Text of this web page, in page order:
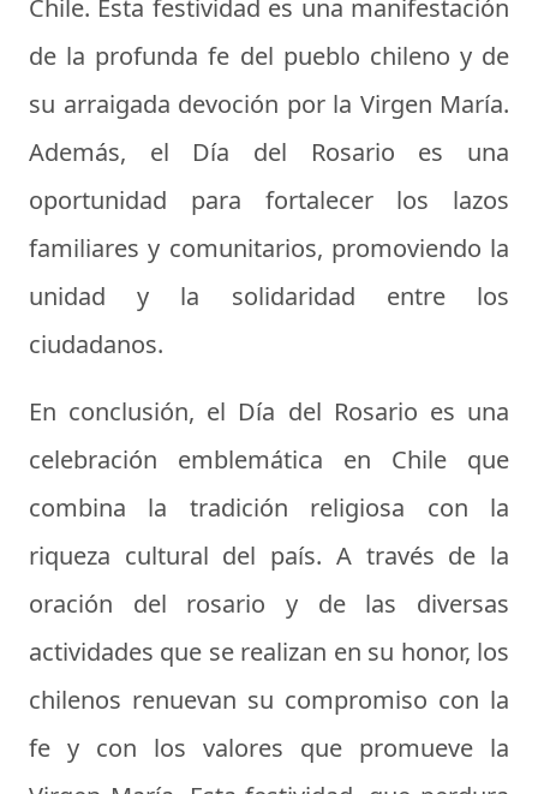
Chile. Esta festividad es una manifestación
de la profunda fe del pueblo chileno y de
su arraigada devoción por la Virgen María.
Además, el Día del Rosario es una
oportunidad para fortalecer los lazos
familiares y comunitarios, promoviendo la
unidad y la solidaridad entre los
ciudadanos.
En conclusión, el Día del Rosario es una
celebración emblemática en Chile que
combina la tradición religiosa con la
riqueza cultural del país. A través de la
oración del rosario y de las diversas
actividades que se realizan en su honor, los
chilenos renuevan su compromiso con la
fe y con los valores que promueve la